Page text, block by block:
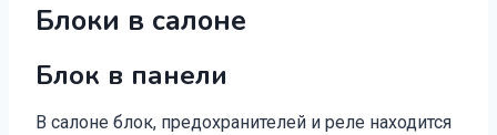
Блоки в салоне
Блок в панели
В салоне блок, предохранителей и реле находится